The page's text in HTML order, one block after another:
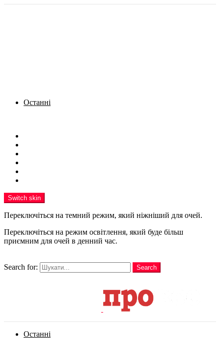
Останні
Switch skin
Переключіться на темний режим, який ніжніший для очей.
Переключіться на режим освітлення, який буде більш
приємним для очей в денний час.
Search for:
Search
Останні